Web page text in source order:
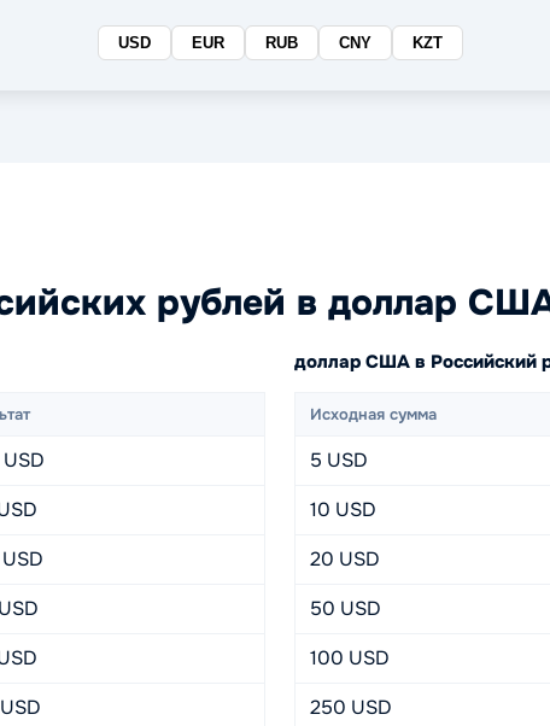
USD EUR RUB CNY KZT
рублей в доллар
доллар США в Российский
Исходная сумма
5 USD
10 USD
20 USD
50 USD
100 USD
250 USD